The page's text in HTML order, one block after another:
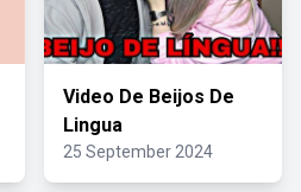
Video De Beijos De
Lingua
25 September 2024